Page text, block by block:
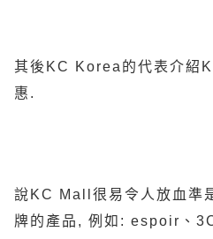
其後KC Korea的代表介紹
惠.
說KC Mall很易令人放血準
牌的產品, 例如: espoir、